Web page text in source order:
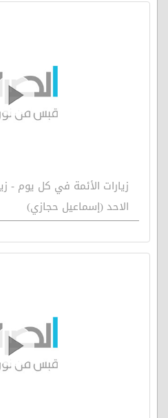
زيارات الأئمة في كل يوم -
الاحد (إسماعيل حجازي)